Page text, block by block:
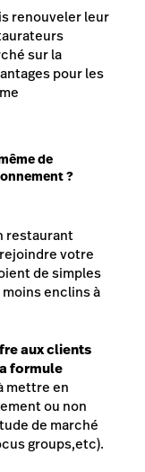
renouveler leur
sur la
pour les
de
?
restaurant
votre
de simples
enclins à
aux clients
formule
mettre en
ou non
de marché
groups,etc).